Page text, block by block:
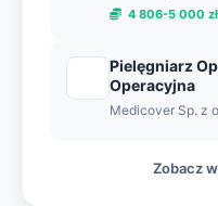
4 806-5 000
Pielęgniarz
Operacyjna
Medicover Sp. z
Zobacz